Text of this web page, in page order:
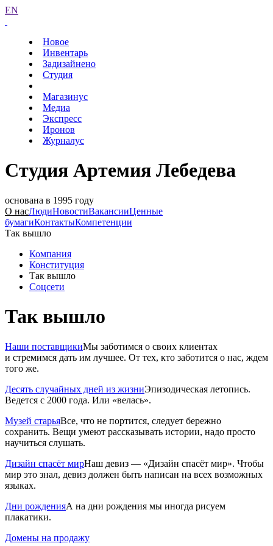
EN
Новое
Инвентарь
Задизайнено
Студия
Магазинус
Медиа
Экспресс
Иронов
Журналус
Студия Артемия Лебедева
основана в 1995 году
О насЛюдиНовостиВакансииЦенные
бумагиКонтактыКомпетенции
Так вышло
Компания
Конституция
Так вышло
Соцсети
Так вышло
Наши поставщикиМы заботимся о своих клиентах
и стремимся дать им лучшее. От тех, кто заботится о нас, ждем
того же.
Десять случайных дней из жизниЭпизодическая летопись.
Ведется с 2000 года. Или «велась».
Музей старьяВсе, что не портится, следует бережно
сохранить. Вещи умеют рассказывать истории, надо просто
научиться слушать.
Дизайн спасёт мирНаш девиз — «Дизайн спасёт мир». Чтобы
мир это знал, девиз должен быть написан на всех возможных
языках.
Дни рожденияА на дни рождения мы иногда рисуем
плакатики.
Домены на продажу